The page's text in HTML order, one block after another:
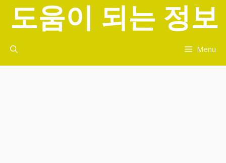
너
도움이 되는 정보
Menu